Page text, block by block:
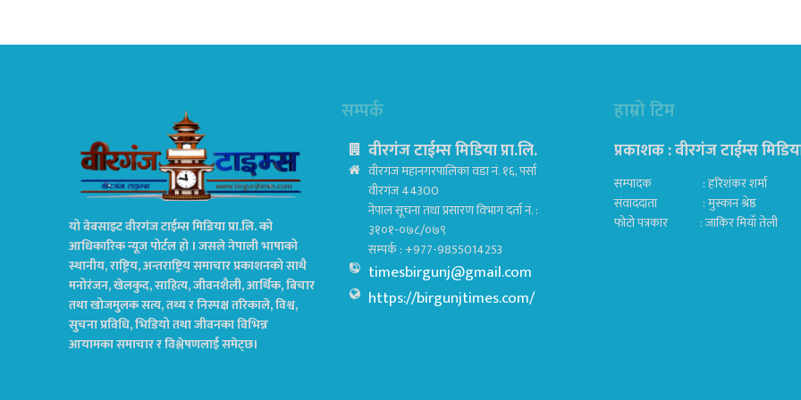
यो वेबसाइट वीरगंज टाईम्स मिडिया प्रा.लि. को
आधिकारिक न्यूज पोर्टल हो । जसले नेपाली भाषाको
स्थानीय, राष्ट्रिय, अन्तराष्ट्रिय समाचार प्रकाशनको साथै
मनोरंजन, खेलकुद, साहित्य, जीवनशैली, आर्थिक, बिचार
तथा खोजमुलक सत्य, तथ्य र निस्पक्ष तरिकाले, विश्व,
सुचना प्रविधि, भिडियो तथा जीवनका विभिन्न
आयामका समाचार र विश्लेषणलाई समेट्छ।
सम्पर्क
वीरगंज टाईम्स मिडिया प्रा.लि.
वीरगंज महानगरपालिका वडा नं. १६, पर्सा
वीरगंज 44300
नेपाल सूचना तथा प्रसारण विभाग दर्ता नं. :
३१०१-०७८/०७९
सम्पर्क : +977-9855014253
timesbirgunj@gmail.com
https://birgunjtimes.com/
हाम्रो टिम
प्रकाशक : वीरगंज टाईम्स
सम्पादक : हरिशंकर शर्मा
संवाददाता : मुस्कान श्रेष्ठ
फोटो पत्रकार : जाकिर मियाँ तेली